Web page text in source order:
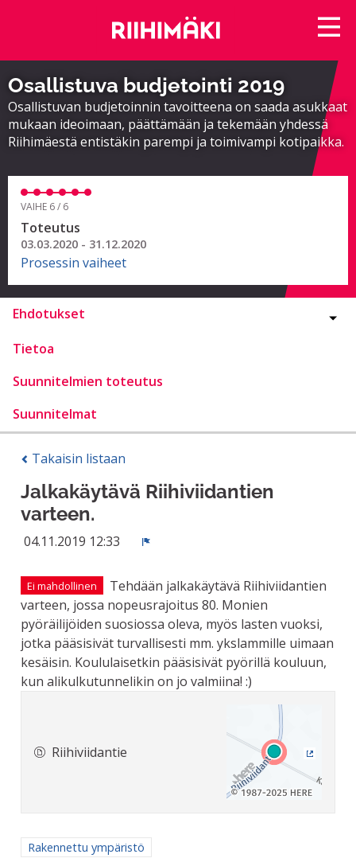
Osallistuva budjetointi 2019
Osallistuvan budjetoinnin tavoitteena on saada asukkaat
mukaan ideoimaan, päättämään ja tekemään yhdessä
Riihimäestä entistäkin parempi ja toimivampi kotipaikka.
VAIHE 6 / 6
Toteutus
03.03.2020 - 31.12.2020
Prosessin vaiheet
Ehdotukset
Tietoa
Suunnitelmien toteutus
Suunnitelmat
Takaisin listaan
Jalkakäytävä Riihiviidantien
varteen.
04.11.2019 12:33
Ei mahdollinen
Tehdään jalkakäytävä Riihiviidantien
varteen, jossa nopeusrajoitus 80. Monien
pyöräilijöiden suosiossa oleva, myös lasten vuoksi,
jotka pääsisivät turvallisesti mm. ykslammille uimaan
kesäisin. Koululaisetkin pääsisivät pyörillä kouluun,
kun alikulkutunnelikin on jo valmiina! :)
Riihiviidantie
Rajaa tulokset aihepiirin mukaan: Rakennettu ympäristö
Rakennettu ympäristö